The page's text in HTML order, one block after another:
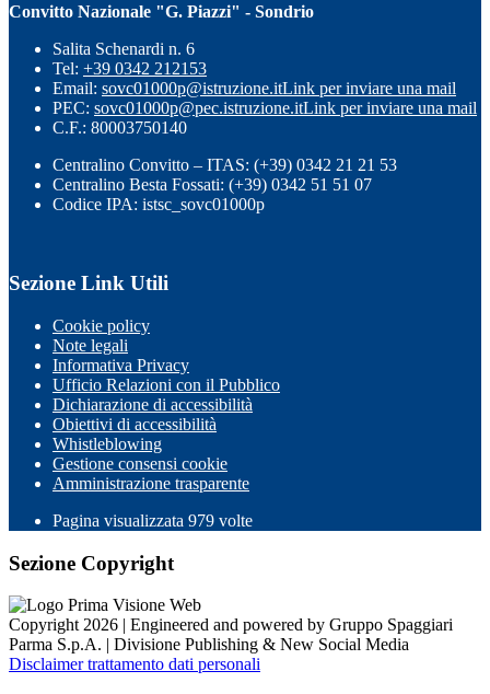
Convitto Nazionale "G. Piazzi" - Sondrio
Salita Schenardi n. 6
Tel: +39 0342 212153
Email: sovc01000p@istruzione.itLink per inviare una mail
PEC: sovc01000p@pec.istruzione.itLink per inviare una mail
C.F.: 80003750140
Centralino Convitto – ITAS: (+39) 0342 21 21 53
Centralino Besta Fossati: (+39) 0342 51 51 07
Codice IPA: istsc_sovc01000p
Sezione Link Utili
Cookie policy
Note legali
Informativa Privacy
Ufficio Relazioni con il Pubblico
Dichiarazione di accessibilità
Obiettivi di accessibilità
Whistleblowing
Gestione consensi cookie
Amministrazione trasparente
Pagina visualizzata 979 volte
Sezione Copyright
Copyright 2026 | Engineered and powered by Gruppo Spaggiari
Parma S.p.A. | Divisione Publishing & New Social Media
Disclaimer trattamento dati personali